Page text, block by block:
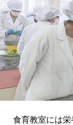
食育教室には栄